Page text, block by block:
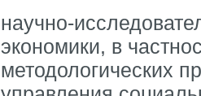
научно-
экономики, в
методологических